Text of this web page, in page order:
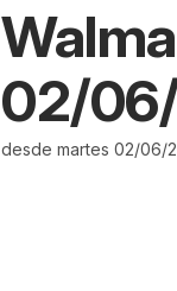
02/
desde martes 02/06/